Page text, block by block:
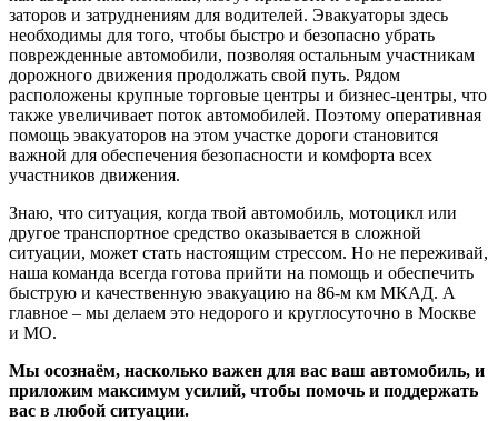
заторов и затруднениям для водителей. Эвакуаторы здесь
необходимы для того, чтобы быстро и безопасно убрать
поврежденные автомобили, позволяя остальным участникам
дорожного движения продолжать свой путь. Рядом
расположены крупные торговые центры и бизнес-центры, что
также увеличивает поток автомобилей. Поэтому оперативная
помощь эвакуаторов на этом участке дороги становится
важной для обеспечения безопасности и комфорта всех
участников движения.
Знаю, что ситуация, когда твой автомобиль, мотоцикл или
другое транспортное средство оказывается в сложной
ситуации, может стать настоящим стрессом. Но не переживай,
наша команда всегда готова прийти на помощь и обеспечить
быструю и качественную эвакуацию на 86-м км МКАД. А
главное – мы делаем это недорого и круглосуточно в Москве
и МО.
Мы осознаём, насколько важен для вас ваш автомобиль, и
приложим максимум усилий, чтобы помочь и поддержать
вас в любой ситуации.